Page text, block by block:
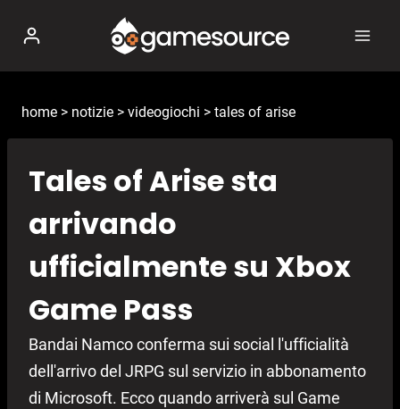
contenuto
home > notizie > videogiochi > tales of arise
Tales of Arise sta
arrivando
ufficialmente su Xbox
Game Pass
Bandai Namco conferma sui social l'ufficialità
dell'arrivo del JRPG sul servizio in abbonamento
di Microsoft. Ecco quando arriverà sul Game